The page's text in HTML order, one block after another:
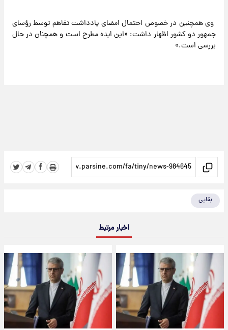
وی همچنین در خصوص احتمال امضای یادداشت تفاهم توسط رؤسای
جمهور دو کشور اظهار داشت: «این ایده مطرح است و همچنان در حال
بررسی است.»
بقایی
اخبار مرتبط